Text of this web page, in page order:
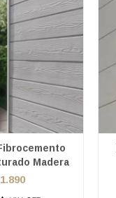
Madera
1.890